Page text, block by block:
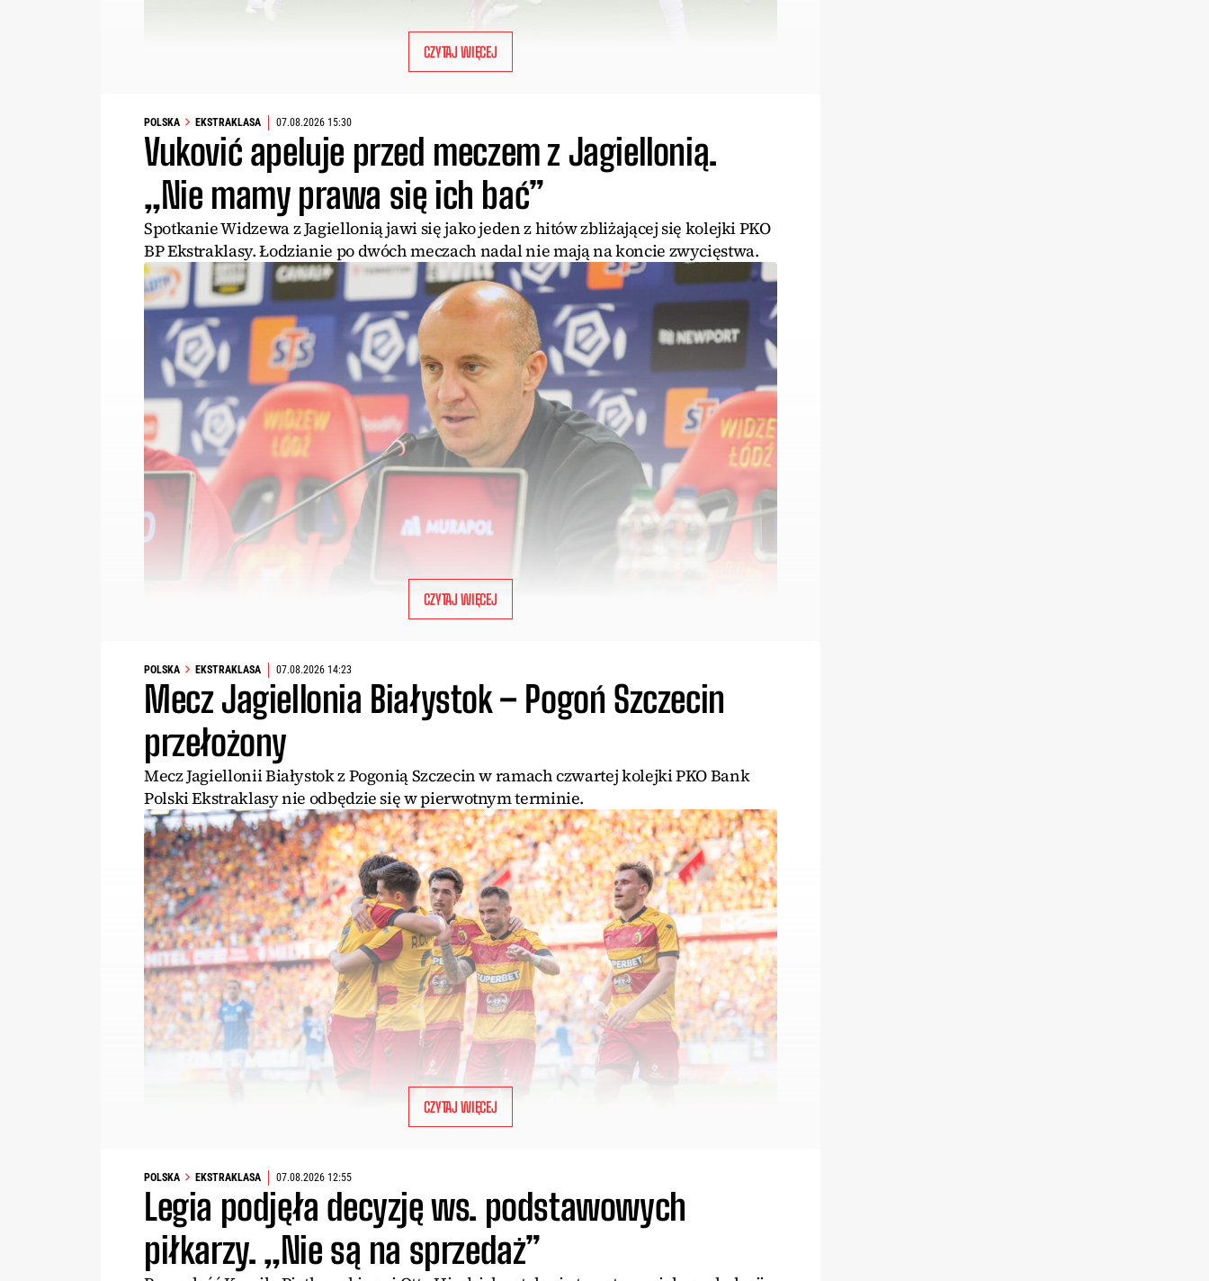
CZYTAJ WIĘCEJ
POLSKA EKSTRAKLASA 07.08.2026 15:30
Vuković apeluje przed meczem z Jagiellonią.
„Nie mamy prawa się ich bać”
Spotkanie Widzewa z Jagiellonią jawi się jako jeden z hitów zbliżającej się kolejki PKO
BP Ekstraklasy. Łodzianie po dwóch meczach nadal nie mają na koncie zwycięstwa.
CZYTAJ WIĘCEJ
POLSKA EKSTRAKLASA 07.08.2026 14:23
Mecz Jagiellonia Białystok – Pogoń Szczecin
przełożony
Mecz Jagiellonii Białystok z Pogonią Szczecin w ramach czwartej kolejki PKO Bank
Polski Ekstraklasy nie odbędzie się w pierwotnym terminie.
CZYTAJ WIĘCEJ
POLSKA EKSTRAKLASA 07.08.2026 12:55
Legia podjęła decyzję ws. podstawowych
piłkarzy. „Nie są na sprzedaż”